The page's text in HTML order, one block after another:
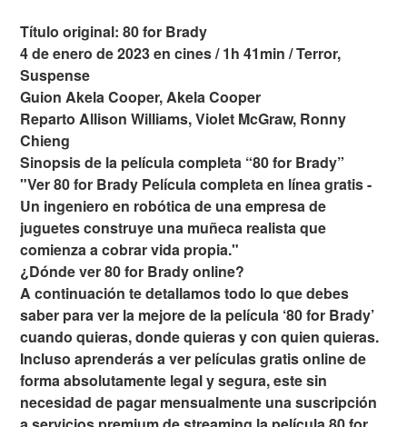
Título original: 80 for Brady
4 de enero de 2023 en cines / 1h 41min / Terror,
Suspense
Guion Akela Cooper, Akela Cooper
Reparto Allison Williams, Violet McGraw, Ronny
Chieng
Sinopsis de la película completa “80 for Brady”
"Ver 80 for Brady Película completa en línea gratis -
Un ingeniero en robótica de una empresa de
juguetes construye una muñeca realista que
comienza a cobrar vida propia."
¿Dónde ver 80 for Brady online?
A continuación te detallamos todo lo que debes
saber para ver la mejore de la película ‘80 for Brady’
cuando quieras, donde quieras y con quien quieras.
Incluso aprenderás a ver películas gratis online de
forma absolutamente legal y segura, este sin
necesidad de pagar mensualmente una suscripción